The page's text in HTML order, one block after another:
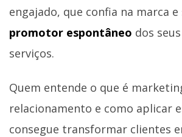
engajado, que confia na marca
promotor espontâneo dos
serviços.
Quem entende o que é
relacionamento e como aplicar
consegue transformar clientes